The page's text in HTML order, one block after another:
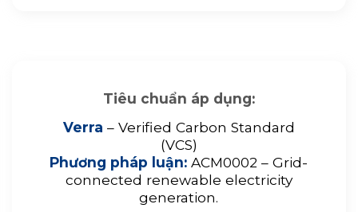
Tiêu chuẩn áp dụng:
Verra – Verified Carbon Standard
(VCS)
Phương pháp luận: ACM0002 – Grid-
connected renewable electricity
generation.